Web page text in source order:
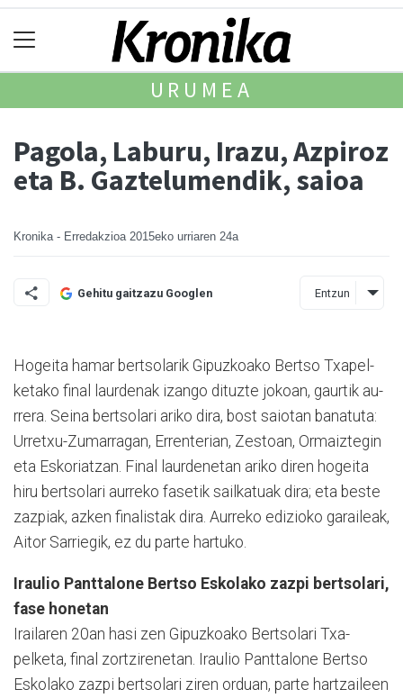
URUMEA
Pagola, Laburu, Irazu, Azpiroz
eta B. Gaztelumendik, saioa
Kronika - Erredakzioa 2015eko urriaren 24a
Gehitu gaitzazu Googlen Entzun
Hogeita hamar bertsolarik Gipuzkoako Bertso Txapel­
ketako final laurdenak izango dituzte jokoan, gaurtik au­
rrera. Seina bertsolari ariko dira, bost saiotan banatuta:
Urretxu-Zumarragan, Erren­te­rian, Zestoan, Ormaiztegin
eta Eskoriatzan. Final laur­denetan ariko diren hogeita
hiru bertsolari aurreko fa­setik sailkatuak dira; eta beste
zazpiak, azken fi­na­listak dira. Aurreko edizioko garaileak,
Aitor Sarriegik, ez du parte hartuko.
Iraulio Panttalone Bertso Eskolako zazpi bertsolari,
fase honetan
Irailaren 20an hasi zen Gipuzkoako Bertsolari Txa­
pelketa, final zortzirenetan. Iraulio Panttalone Bertso
Eskolako zazpi bertsolari ziren orduan, parte har­tzaileen